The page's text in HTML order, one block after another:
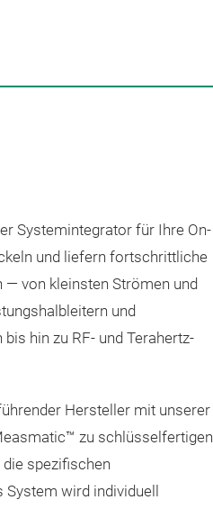
Systemintegrator für Ihre On-
und liefern fortschrittliche
von kleinsten Strömen und
und
hin zu RF- und Terahertz-
Hersteller mit unserer
zu schlüsselfertigen
spezifischen
wird individuell